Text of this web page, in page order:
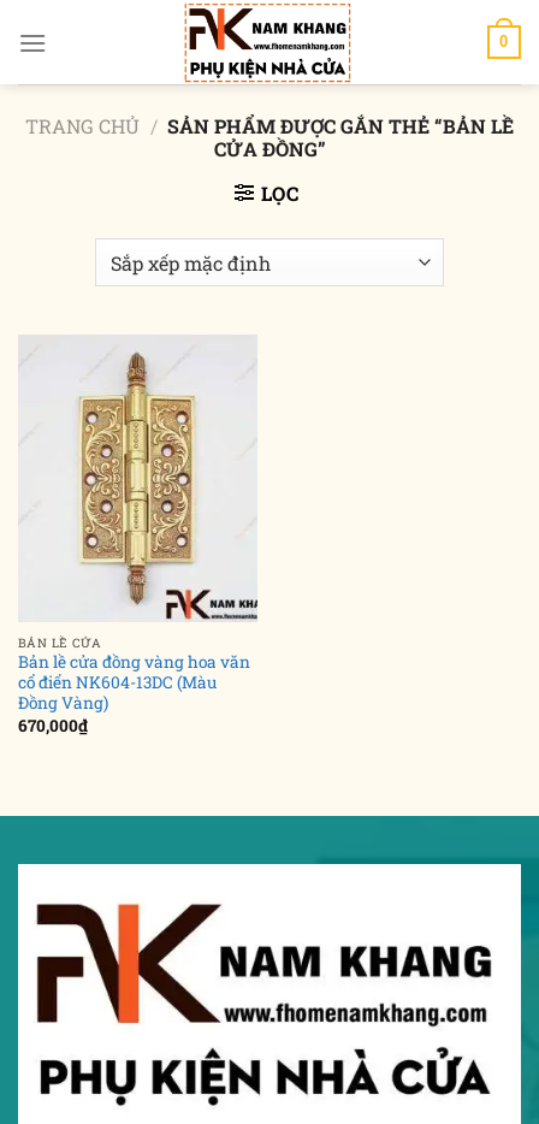
đến
0
TRANG CHỦ / SẢN PHẨM ĐƯỢC GẮN THẺ “BẢN LỀ
CỬA ĐỒNG”
LỌC
BẢN LỀ CỬA
Bản lề cửa đồng vàng hoa văn
cổ điển NK604-13DC (Màu
Đồng Vàng)
670,000₫